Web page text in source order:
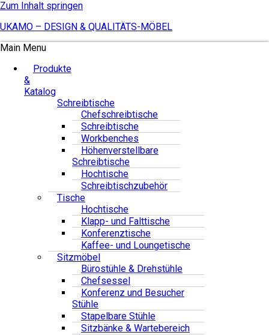
Zum Inhalt springen
UKAMO – DESIGN & QUALITÄTS-MÖBEL
Main Menu
Produkte
&
Katalog
Schreibtische
Chefschreibtische
Schreibtische
Workbenches
Höhenverstellbare
Schreibtische
Hochtische
Schreibtischzubehör
Tische
Hochtische
Klapp- und Falttische
Konferenztische
Kaffee- und Loungetische
Sitzmöbel
Bürostühle & Drehstühle
Chefsessel
Konferenz und Besucher
Stühle
Stapelbare Stühle
Sitzbänke & Wartebereich